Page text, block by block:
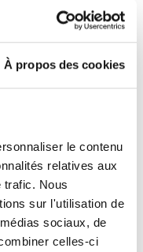
À propos des cookies
le contenu
relatives aux
trafic. Nous
sur l'utilisation de
sociaux, de
celles-ci
ci-dessous et
site pour
Way